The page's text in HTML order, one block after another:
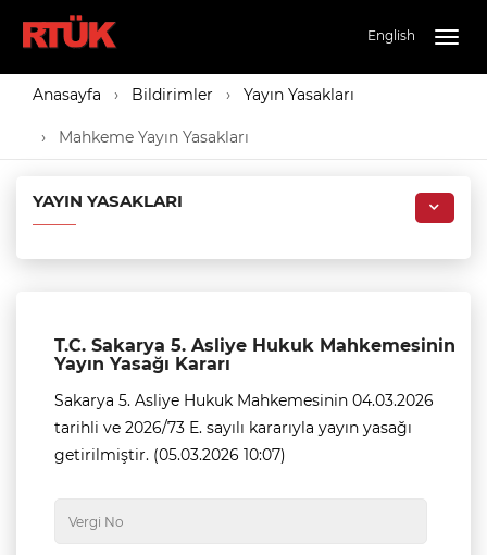
English
Anasayfa Bildirimler Yayın Yasakları
Mahkeme Yayın Yasakları
YAYIN YASAKLARI
T.C. Sakarya 5. Asliye Hukuk Mahkemesinin
Yayın Yasağı Kararı
Sakarya 5. Asliye Hukuk Mahkemesinin 04.03.2026
tarihli ve 2026/73 E. sayılı kararıyla yayın yasağı
getirilmiştir. (05.03.2026 10:07)